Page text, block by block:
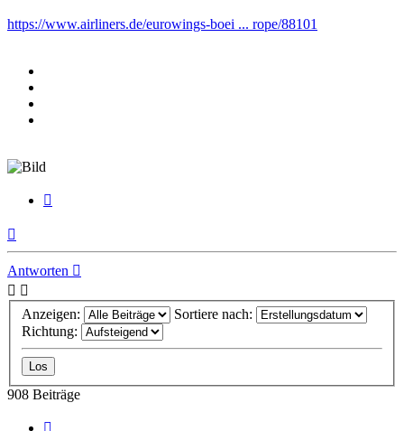
https://www.airliners.de/eurowings-boei ... rope/88101
Antworten
Anzeigen:
Sortiere nach:
Richtung:
908 Beiträge